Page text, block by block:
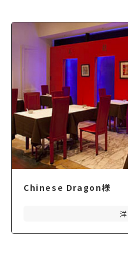
Chinese Dragon様